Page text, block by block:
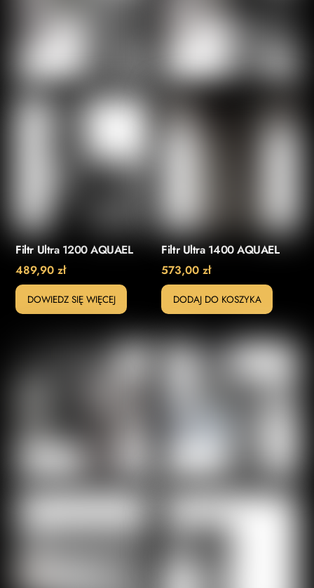
Filtr Ultra 1200 AQUAEL
489,90zł
DOWIEDZ SIĘ WIĘCEJ
Filtr Ultra 1400 AQUAEL
573,00zł
DODAJ DO KOSZYKA